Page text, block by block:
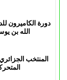
دورة الكاميرون
الله بن
المنتخب